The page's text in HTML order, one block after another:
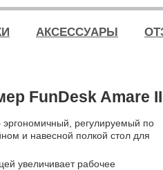
АКСЕССУАРЫ
FunDesk Amare II
регулируемый по
и навесной полкой стол для
увеличивает рабочее